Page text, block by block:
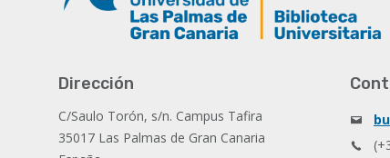
Dirección
C/Saulo Torón, s/n. Campus Tafira
35017 Las Palmas de Gran Canaria